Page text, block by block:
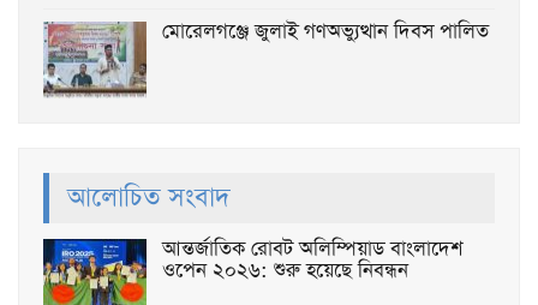
মোরেলগঞ্জে জুলাই গণঅভ্যুত্থান দিবস পালিত
আলোচিত সংবাদ
আন্তর্জাতিক রোবট অলিম্পিয়াড বাংলাদেশ
ওপেন ২০২৬: শুরু হয়েছে নিবন্ধন